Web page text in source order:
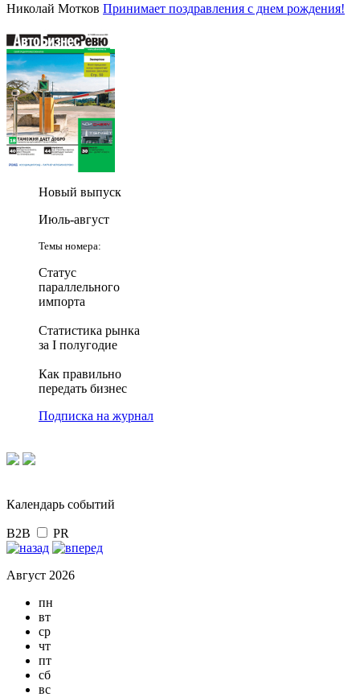
Николай Мотков Принимает поздравления с днем рождения!
Новый выпуск
Июль-август
Темы номера:
Статус
параллельного
импорта
Статистика рынка
за I полугодие
Как правильно
передать бизнес
Подписка на журнал
Календарь событий
B2B PR
Август 2026
пн
вт
ср
чт
пт
сб
вс